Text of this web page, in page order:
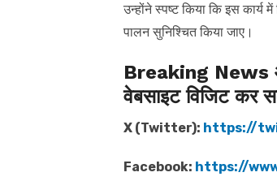
उन्होंने स्पष्ट किया कि इस कार्य
पालन सुनिश्चित किया जाए।
Breaking News
वेबसाइट विजिट कर
X (Twitter): https://
Facebook: https://